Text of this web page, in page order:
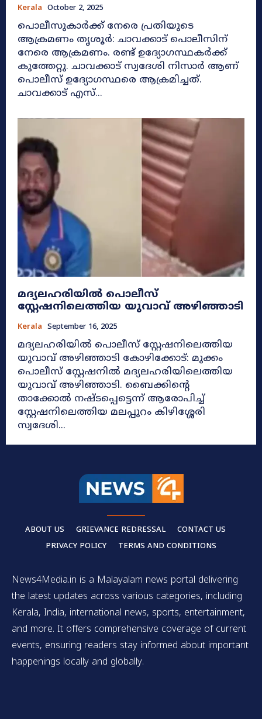
Kerala October 2, 2025
പൊലീസുകാര്‍ക്ക് നേരെ പ്രതിയുടെ
ആക്രമണം തൃശൂര്‍: ചാവക്കാട് പൊലീസിന്
നേരെ ആക്രമണം. രണ്ട് ഉദ്യോഗസ്ഥകര്‍ക്ക്
കുത്തേറ്റു. ചാവക്കാട് സ്വദേശി നിസാര്‍ ആണ്
പൊലീസ് ഉദ്യോഗസ്ഥരെ ആക്രമിച്ചത്.
ചാവക്കാട് എസ്...
മദ്യലഹരിയിൽ പൊലീസ്
സ്റ്റേഷനിലെത്തിയ യുവാവ് അഴിഞ്ഞാടി
Kerala September 16, 2025
മദ്യലഹരിയിൽ പൊലീസ് സ്റ്റേഷനിലെത്തിയ
യുവാവ് അഴിഞ്ഞാടി കോഴിക്കോട്: മുക്കം
പൊലീസ് സ്റ്റേഷനിൽ മദ്യലഹരിയിലെത്തിയ
യുവാവ് അഴിഞ്ഞാടി. ബൈക്കിന്റെ
താക്കോൽ നഷ്ടപ്പെട്ടെന്ന് ആരോപിച്ച്
സ്റ്റേഷനിലെത്തിയ മലപ്പുറം കിഴിശ്ശേരി
സ്വദേശി...
ABOUT US GRIEVANCE REDRESSAL
CONTACT US
PRIVACY POLICY
TERMS AND CONDITIONS
News4Media.in is a Malayalam news portal delivering
the latest updates across various categories, including
Kerala, India, international news, sports, entertainment,
and more. It offers comprehensive coverage of current
events, ensuring readers stay informed about important
happenings locally and globally.